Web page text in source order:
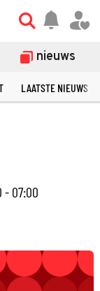
nieuws
LAATSTE NIEUWS
- 07:00